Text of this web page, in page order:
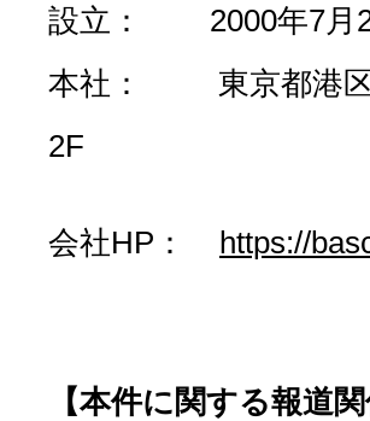
設立： 2000年7月
本社： 東京都港区
2F
会社HP： https://
【本件に関する報道